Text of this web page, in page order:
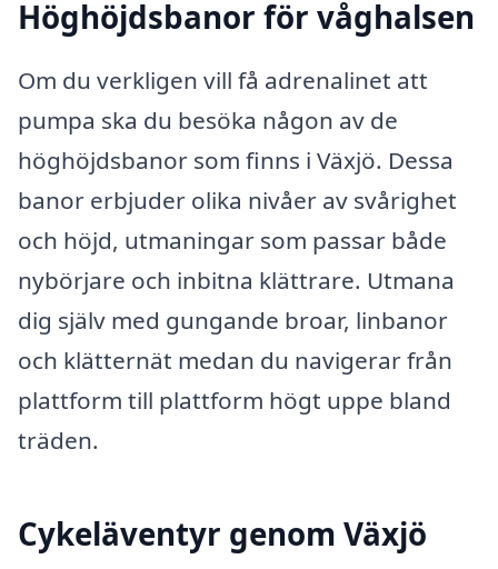
Höghöjdsbanor för våghalsen
Om du verkligen vill få adrenalinet att
pumpa ska du besöka någon av de
höghöjdsbanor som finns i Växjö. Dessa
banor erbjuder olika nivåer av svårighet
och höjd, utmaningar som passar både
nybörjare och inbitna klättrare. Utmana
dig själv med gungande broar, linbanor
och klätternät medan du navigerar från
plattform till plattform högt uppe bland
träden.
Cykeläventyr genom Växjö